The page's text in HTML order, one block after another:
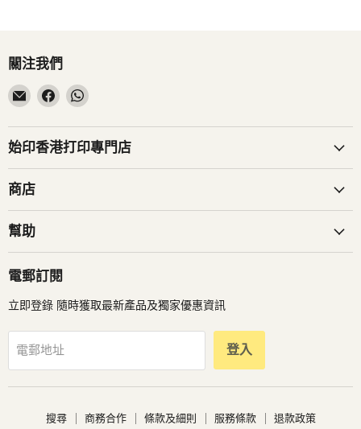
關注我們
在
子
郵
找
到
們
在
Facebook
找
到
在
找
到
始印香港打印專門店
商店
幫助
電郵訂閱
立即登錄 隨時獲取最新產品及獨家優惠資訊
電郵地址 登入
搜尋 商務合作 條款及細則 服務條款 退款政策